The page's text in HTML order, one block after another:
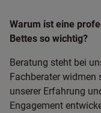
Warum ist eine
Bettes so wichtig?
Beratung steht bei
Fachberater widmen
unserer Erfahrung
Engagement